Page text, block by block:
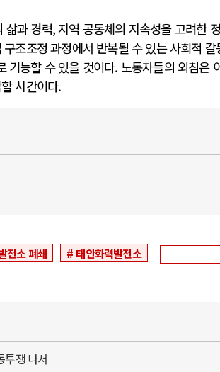
과 경력, 지역 공동체의 지속성을 고려한
조조정 과정에서 반복될 수 있는 사회적 갈
기능할 수 있을 것이다. 노동자들의 외침은
시간이다.
전소 폐쇄 태안화력발전소
투쟁 나서